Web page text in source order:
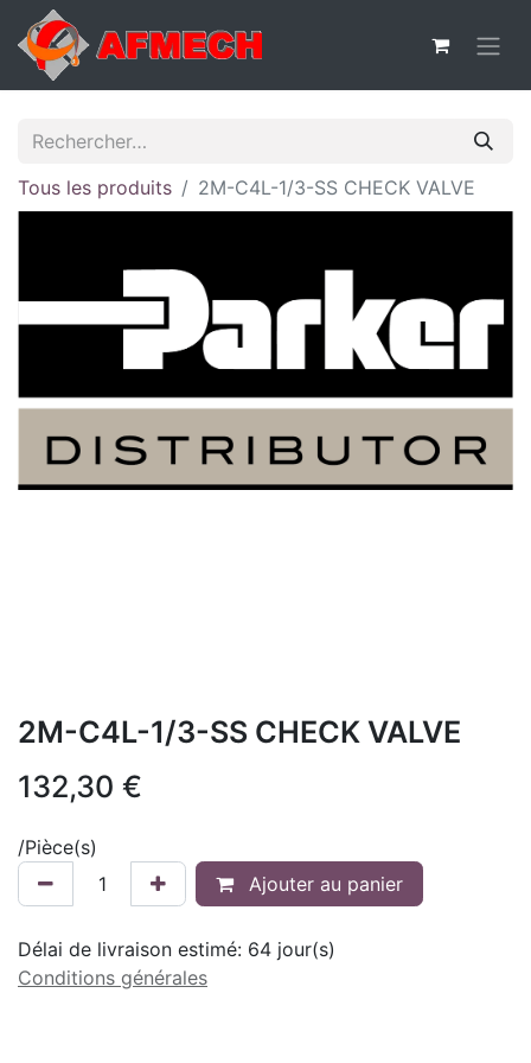
Tous les produits 2M-C4L-1/3-SS CHECK VALVE
2M-C4L-1/3-SS CHECK VALVE
132,30 €
/Pièce(s)
Ajouter au panier
Délai de livraison estimé: 64 jour(s)
Conditions générales